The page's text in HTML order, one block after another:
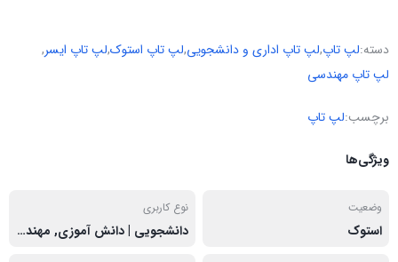
دسته:لپ تاپ,لپ تاپ اداری و دانشجویی,لپ تاپ استوک,لپ تاپ ایسر,
لپ تاپ مهندسی
برچسب:لپ تاپ
ویژگی‌ها
وضعیت
استوک
نوع کاربری
دانشجویی | دانش آموزی, مهندسی